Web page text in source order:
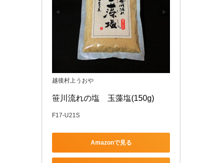
越後村上うおや
笹川流れの塩　玉藻塩(150g)
F17-U21S
Amazonで見る